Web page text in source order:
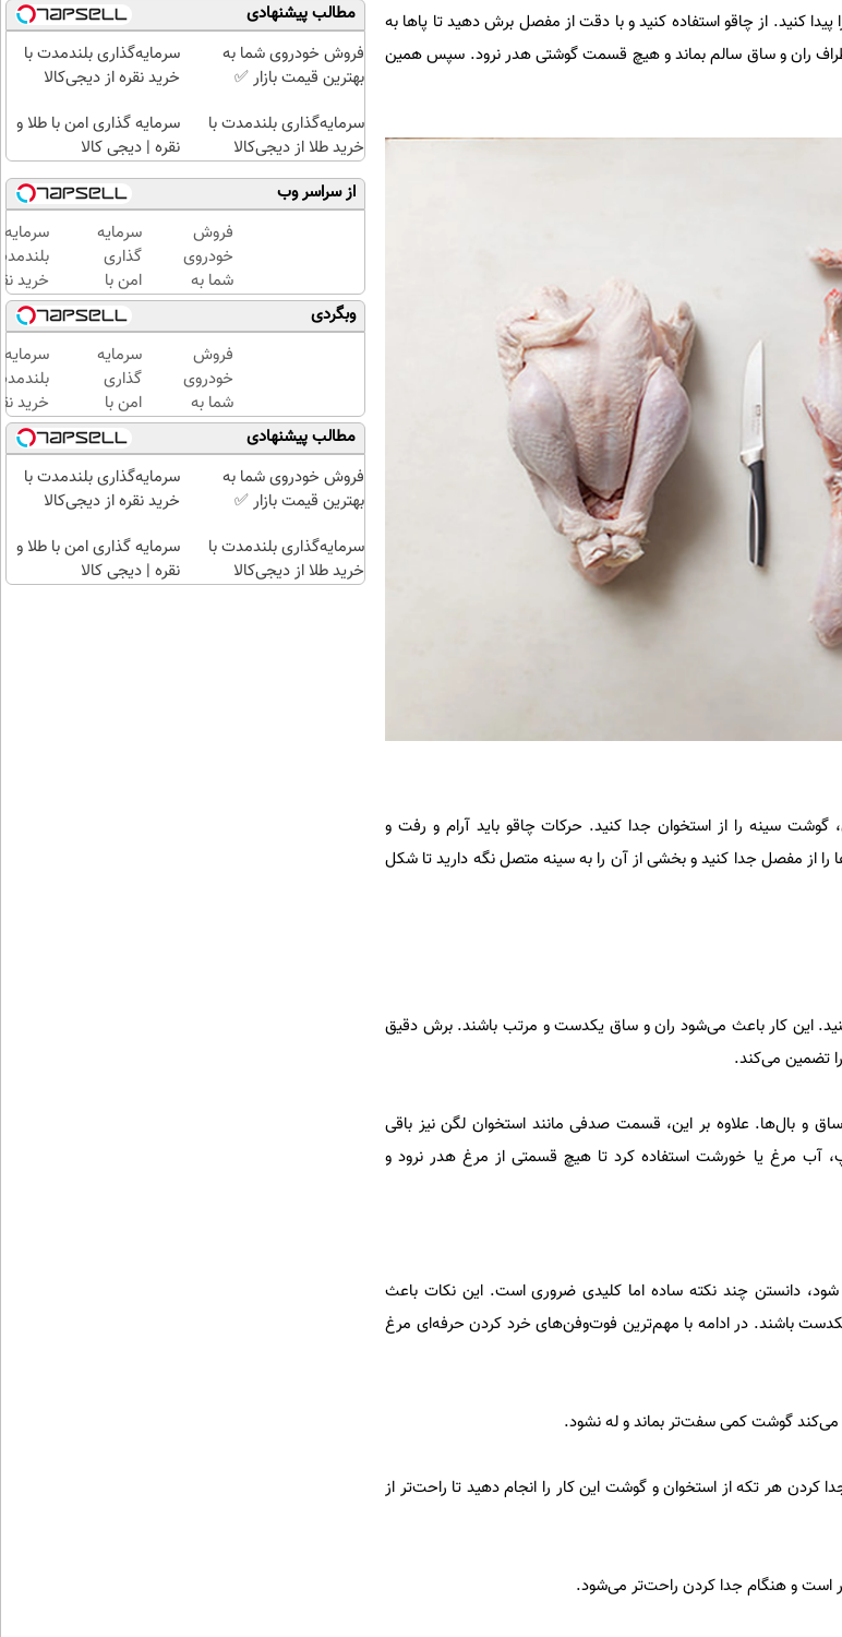
کنید. از چاقو استفاده کنید و با دقت از مفصل برش دهید تا پاها به
ران و ساق سالم بماند و هیچ قسمت گوشتی هدر نرود. سپس همین
گوشت سینه را از استخوان جدا کنید. حرکات چاقو باید آرام و رفت و
از مفصل جدا کنید و بخشی از آن را به سینه متصل نگه دارید تا شکل
این کار باعث می‌شود ران و ساق یکدست و مرتب باشند. برش دقیق
تضمین می‌کند.
ساق و بال‌ها. علاوه بر این، قسمت صدفی مانند استخوان لگن نیز باقی
آب مرغ یا خورشت استفاده کرد تا هیچ قسمتی از مرغ هدر نرود و
دانستن چند نکته ساده اما کلیدی ضروری است. این نکات باعث
باشند. در ادامه با مهم‌ترین فوت‌وفن‌های خرد کردن حرفه‌ای مرغ
گوشت کمی سفت‌تر بماند و له نشود.
کردن هر تکه از استخوان و گوشت این کار را انجام دهید تا راحت‌تر از
است و هنگام جدا کردن راحت‌تر می‌شود.
مطالب پیشنهادی
فروش خودروی شما به
بهترین قیمت بازار ✅
سرمایه‌گذاری بلندمدت با
خرید نقره از دیجی‌کالا
سرمایه‌گذاری بلندمدت با
خرید طلا از دیجی‌کالا
سرمایه گذاری امن با طلا و
نقره | دیجی کالا
از سراسر وب
فروش
خودروی
شما به
بهترین
قیمت
بازار ✅
سرمایه
گذاری
امن با
طلا و
نقره
دیجی
کالا
خرید
وبگردی
فروش
خودروی
شما به
بهترین
قیمت
بازار ✅
سرمایه
گذاری
امن با
طلا و
نقره
دیجی
کالا
خرید
مطالب پیشنهادی
فروش خودروی شما به
بهترین قیمت بازار ✅
سرمایه‌گذاری بلندمدت با
خرید نقره از دیجی‌کالا
سرمایه‌گذاری بلندمدت با
خرید طلا از دیجی‌کالا
سرمایه گذاری امن با طلا و
نقره | دیجی کالا